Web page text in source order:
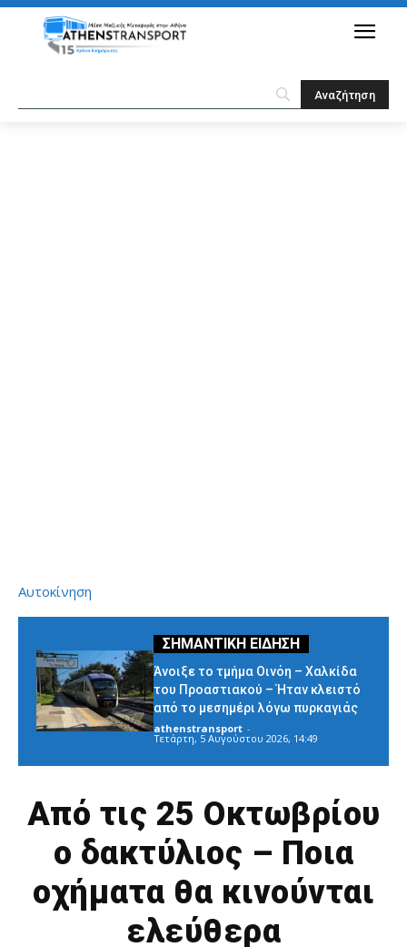
Αυτοκίνηση
Άνοιξε το τμήμα Οινόη – Χαλκίδα
του Προαστιακού – Ήταν κλειστό
από το μεσημέρι λόγω πυρκαγιάς
athenstransport -
Τετάρτη, 5 Αυγούστου 2026, 14:49
Από τις 25 Οκτωβρίου
ο δακτύλιος – Ποια
οχήματα θα κινούνται
ελεύθερα